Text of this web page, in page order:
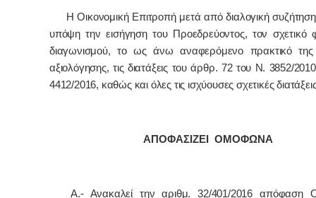
Η Οικονομική Επιτροπή μετά από διαλογική συζήτηση
υπόψη την εισήγηση του Προεδρεύοντος, τον σχετικό
διαγωνισμού, το ως άνω αναφερόμενο πρακτικό της
αξιολόγησης, τις διατάξεις του άρθρ. 72 του Ν. 3852/
4412/2016, καθώς και όλες τις ισχύουσες σχετικές
ΑΠΟΦΑΣΙΖΕΙ ΟΜΟΦΩΝΑ
Α.-Ανακαλεί την αριθμ. 32/401/2016 απόφαση